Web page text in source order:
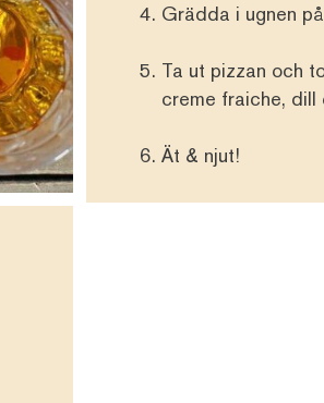
Grädda i ugnen
Ta ut pizzan och
creme fraiche, dill
Ät & njut!